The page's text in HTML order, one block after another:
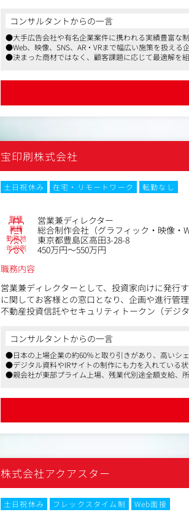
課題を整理し企画から制作・納品までプロジェ
【具体的な業務内容】
・新規顧客へのアプローチ、関係構築
・クライアントの課題やニーズのヒアリング
・社内クリエイター（デザイナー／ディレクタ
・既存顧客への追加提案、関係構築
コンサルタントからの一言
●大手広告会社や有名企業案件に携われる実績豊富な
●Web、映像、SNS、AR・VRまで幅広い施策を扱える
●決まった商材ではなく、顧客課題に応じて最適解を
宝印刷株式会社
土日祝休み 在宅・リモートワーク
転勤なし
職種 営業兼ディレクター
業種 総合制作会社（グラフィック・映像・
勤務地 東京都豊島区高田3-28-8
年収例
450万円～550万円
職務内容
営業兼ディレクターとして、投資家向けに発行
に関してお客様との窓口となり、企画や進行管
不動産投資信託やセキュリティトークン（デジ
す。
【具体的には】
・お客様との窓口として、定期的にコミュニケ
お客様が抱える課題をヒアリングし、提案や見
台割案作成、デザイン案作成、WEBのコンペ等
・上記、制作のディレクション業務（インタビ
既存顧客が中心となりますのでお客様と深く信
コンサルタントからの一言
●日本の上場企業の約60％と取り引きがあり、高いシ
●デジタル資料やIRサイトの制作にも力を入れている
●親会社が東部プライム上場、残業代別途全額支給、
株式会社アクアスター
土日祝休み フレックスタイム制
Web面接